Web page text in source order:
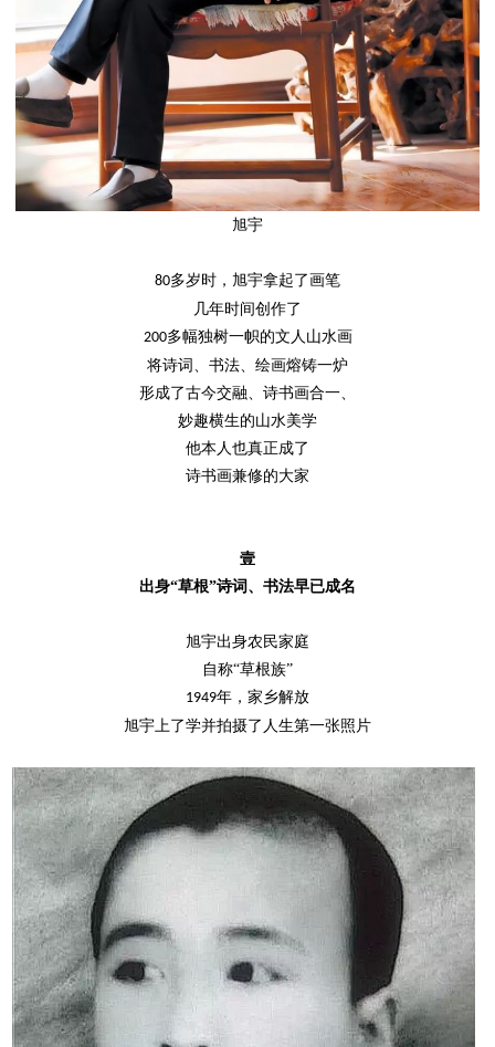
旭宇
80多岁时，旭宇拿起了画笔
几年时间创作了
200多幅独树一帜的文人山水画
将诗词、书法、绘画熔铸一炉
形成了古今交融、诗书画合一、
妙趣横生的山水美学
他本人也真正成了
诗书画兼修的大家
壹
出身“草根”诗词、书法早已成名
旭宇出身农民家庭
自称“草根族”
1949年，家乡解放
旭宇上了学并拍摄了人生第一张照片